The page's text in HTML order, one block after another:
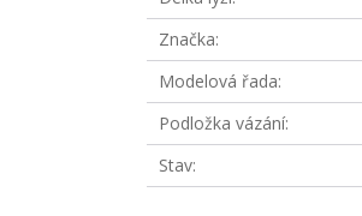
Značka
Modelová řada
Podložka vázání
Stav